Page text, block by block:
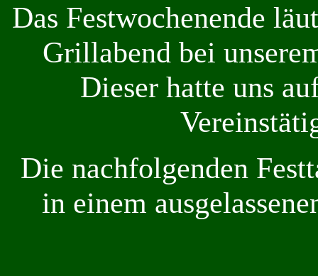
Das Festwochenende
Grillabend bei
Dieser hatte uns
Die nachfolgenden
in einem